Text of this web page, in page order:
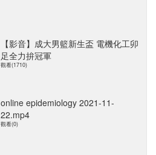
【影音】成大男籃新生盃 電機化工卯
足全力拚冠軍
觀看(1710)
online epidemiology 2021-11-
22.mp4
觀看(0)